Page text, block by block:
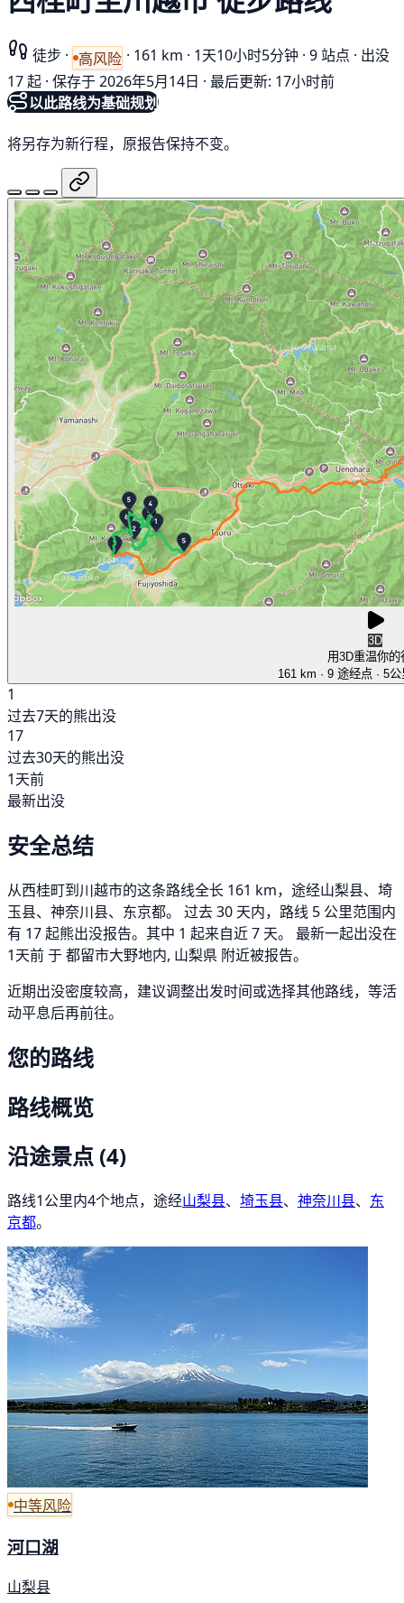
徒步 · 高风险 · 161 km · 1天10小时5分钟 · 9 站点 · 出没
17 起 · 保存于 2026年5月14日 · 最后更新: 17小时前
以此路线为基础规划
将另存为新行程，原报告保持不变。
3D
用3D重温你的
161 km · 9 途经点 · 5
1
过去7天的熊出没
17
过去30天的熊出没
1天前
最新出没
安全总结
从西桂町到川越市的这条路线全长 161 km，途经山梨县、埼
玉县、神奈川县、东京都。 过去 30 天内，路线 5 公里范围内
有 17 起熊出没报告。其中 1 起来自近 7 天。 最新一起出没在
1天前 于 都留市大野地内, 山梨県 附近被报告。
近期出没密度较高，建议调整出发时间或选择其他路线，等活
动平息后再前往。
您的路线
路线概览
沿途景点 (4)
路线1公里内4个地点，途经山梨县、 埼玉县、 神奈川县、 东
京都。
中等风险
河口湖
山梨县